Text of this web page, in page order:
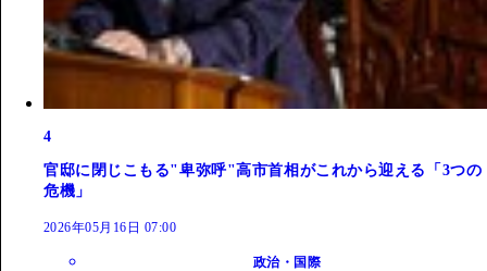
4
官邸に閉じこもる"卑弥呼"高市首相がこれから迎える「3つの
危機」
2026年05月16日 07:00
政治・国際